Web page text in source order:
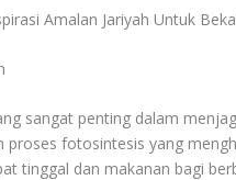
Amalan Jariyah Untuk
sangat penting dalam
proses fotosintesis yang
tinggal dan makanan bagi